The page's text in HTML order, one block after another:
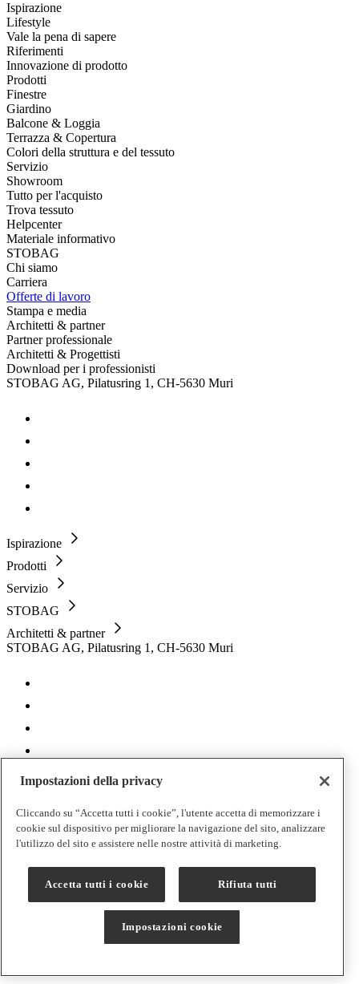
Ispirazione
Lifestyle
Vale la pena di sapere
Riferimenti
Innovazione di prodotto
Prodotti
Finestre
Giardino
Balcone & Loggia
Terrazza & Copertura
Colori della struttura e del tessuto
Servizio
Showroom
Tutto per l'acquisto
Trova tessuto
Helpcenter
Materiale informativo
STOBAG
Chi siamo
Carriera
Offerte di lavoro
Stampa e media
Architetti & partner
Partner professionale
Architetti & Progettisti
Download per i professionisti
STOBAG AG, Pilatusring 1, CH-5630 Muri
Ispirazione
Prodotti
Servizio
STOBAG
Architetti & partner
STOBAG AG, Pilatusring 1, CH-5630 Muri
Informazione legale
Impostazioni cookie
CCG
Disposizioni di garanzia
Contatti
Impostazioni della privacy
Cliccando su “Accetta tutti i cookie”, l'utente accetta di memorizzare i
cookie sul dispositivo per migliorare la navigazione del sito, analizzare
l'utilizzo del sito e assistere nelle nostre attività di marketing.
Accetta tutti i cookie Rifiuta tutti
Impostazioni cookie